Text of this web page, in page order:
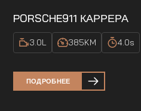
PORSCHE911 КАРРЕРА
3.0L 385KM 4.0s
ПОДРОБНЕЕ